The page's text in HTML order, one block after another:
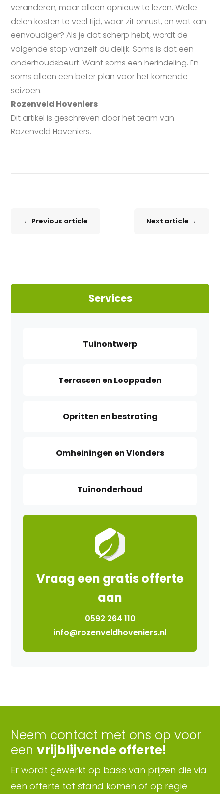
veranderen, maar alleen opnieuw te lezen. Welke
delen kosten te veel tijd, waar zit onrust, en wat kan
eenvoudiger? Als je dat scherp hebt, wordt de
volgende stap vanzelf duidelijk. Soms is dat een
onderhoudsbeurt. Want soms een herindeling. En
soms alleen een beter plan voor het komende
seizoen.
Rozenveld Hoveniers
Dit artikel is geschreven door het team van
Rozenveld Hoveniers.
← Previous article Next article →
Services
Tuinontwerp
Terrassen en Looppaden
Opritten en bestrating
Omheiningen en Vlonders
Tuinonderhoud
Vraag een gratis offerte
aan
0592 264 110
info@rozenveldhoveniers.nl
Neem contact met ons op voor
eenvrijblijvende offerte!
Er wordt gewerkt op basis van prijzen die via
een offerte tot stand komen of op regie